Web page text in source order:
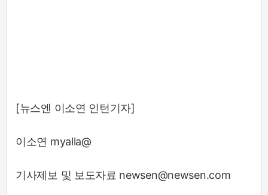
[뉴스엔 이소연 인턴기자]
이소연 myalla@
기사제보 및 보도자료 newsen@newsen.com